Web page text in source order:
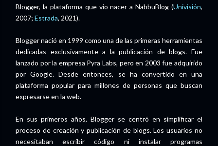
Blogger, la plataforma que vio nacer a NabbuBlog (Univisión,
2007; Estrada, 2021).
Blogger nació en 1999 como una de las primeras herramientas
dedicadas exclusivamente a la publicación de blogs. Fue
lanzado por la empresa Pyra Labs, pero en 2003 fue adquirido
por Google. Desde entonces, se ha convertido en una
plataforma popular para millones de personas que buscan
expresarse en la web.
En sus primeros años, Blogger se centró en simplificar el
proceso de creación y publicación de blogs. Los usuarios no
necesitaban escribir código ni instalar programas